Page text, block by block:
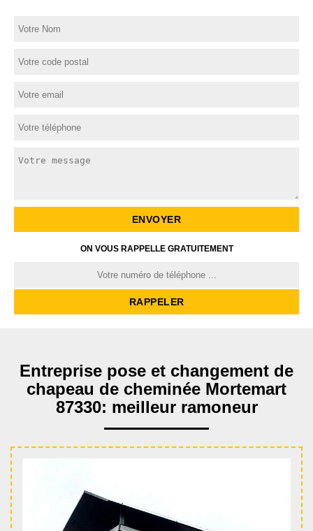
ON VOUS RAPPELLE GRATUITEMENT
Entreprise pose et changement de
chapeau de cheminée Mortemart
87330: meilleur ramoneur